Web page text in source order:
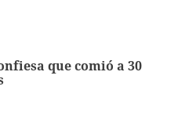
que comió a 30